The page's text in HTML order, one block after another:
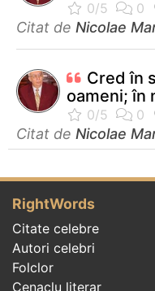
Citat de Nicolae
Cred în
oameni; în
Citat de Nicolae
RightWords
Citate celebre
Autori celebri
Folclor
Cenaclu literar